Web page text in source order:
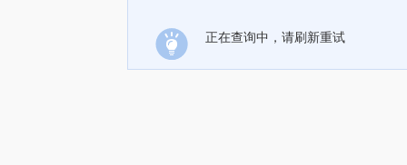
正在查询中，请刷新重试